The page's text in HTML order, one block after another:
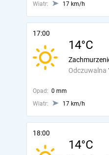
Wiatr:
17 km/h
17:00
14°C
Odczuwalna
Opad: 0 mm
Wiatr:
17 km/h
18:00
14°C